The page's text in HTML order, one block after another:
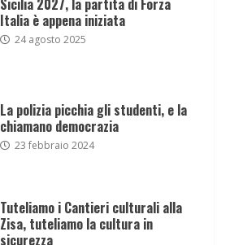
Italia è appena iniziata
24 agosto 2025
La polizia picchia gli studenti, e la
chiamano democrazia
23 febbraio 2024
Tuteliamo i Cantieri culturali alla
Zisa, tuteliamo la cultura in
sicurezza